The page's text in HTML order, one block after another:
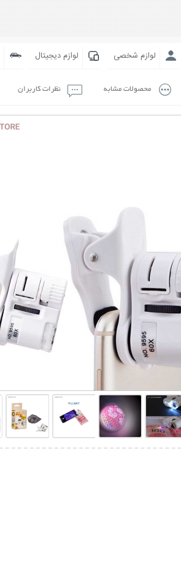
لوازم شخصی لوازم دیجیتال
محصولات مشابه نظرات کاربران